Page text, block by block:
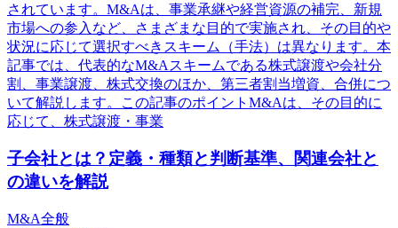
されています。M&Aは、事業承継や経営資源の補完、新規
市場への参入など、さまざまな目的で実施され、その目的や
状況に応じて選択すべきスキーム（手法）は異なります。本
記事では、代表的なM&Aスキームである株式譲渡や会社分
割、事業譲渡、株式交換のほか、第三者割当増資、合併につ
いて解説します。この記事のポイントM&Aは、その目的に
応じて、株式譲渡・事業
子会社とは？定義・種類と判断基準、関連会社と
の違いを解説
M&A全般